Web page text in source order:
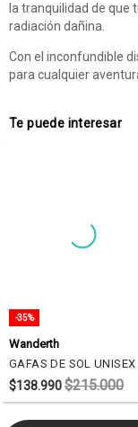
la tranquilidad de que
radiación dañina.
Con el inconfundible
para cualquier
Te puede interesar
-35%
Wanderth
$138.990$215.000